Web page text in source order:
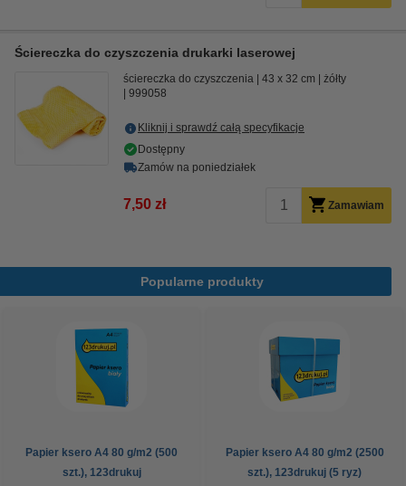
Ściereczka do czyszczenia drukarki laserowej
ściereczka do czyszczenia 43 x 32 cm
żółty
999058
Kliknij i sprawdź całą specyfikacje
Dostępny
Zamów na poniedziałek
7,50 zł Zamawiam
Popularne produkty
Papier ksero A4 80 g/m2 (500
szt.), 123drukuj
Papier ksero A4 80 g/m2 (2500
szt.), 123drukuj (5 ryz)